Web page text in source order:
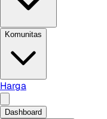
Komunitas
Harga
Dashboard